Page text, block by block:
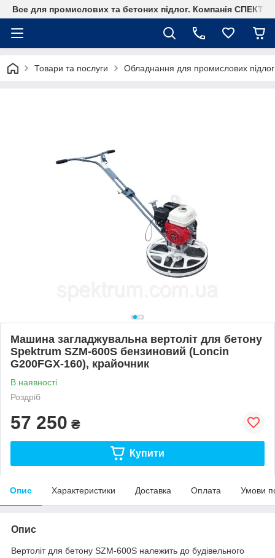
Все для промислових та бетоних підлог. Компанія
Товари та послуги Обладнання для промислових підлог
Машина загладжувальна вертоліт для бетону
Spektrum SZM-600S бензиновий (Loncin
G200FGX-160), крайочник
В наявності
Роздріб
57 250 ₴
Купити
Опис Характеристики Доставка Оплата Умови
Опис
Вертоліт для бетону SZM-600S належить до будівельного